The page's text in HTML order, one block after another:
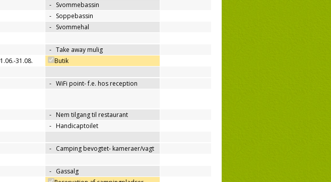
- Svommebassin
- Soppebassin
- Svommehal
- Take away mulig
31.08.
Butik
- WiFi point- f.e. hos reception
- Nem tilgang til restaurant
- Handicaptoilet
- Camping bevogtet- kameraer/vagt
- Gassalg